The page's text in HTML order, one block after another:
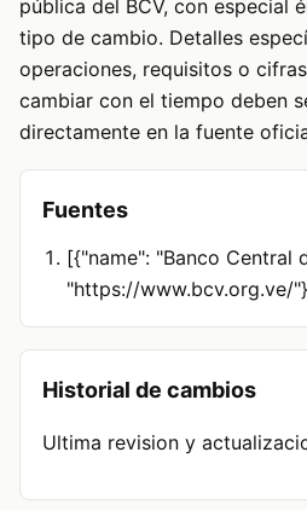
pública del BCV, con especial
tipo de cambio. Detalles
operaciones, requisitos o
cambiar con el tiempo deben
directamente en la fuente
Fuentes
[{"name": "Banco Central
"https://www.bcv.org.ve/
Historial de cambios
Ultima revision y